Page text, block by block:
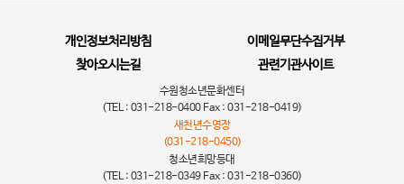
개인정보처리방침
이메일무단수집거부
찾아오시는길
관련기관사이트
수원청소년문화센터
(TEL : 031-218-0400 Fax : 031-218-0419)
새천년수영장
(031-218-0450)
청소년희망등대
(TEL : 031-218-0349 Fax : 031-218-0360)